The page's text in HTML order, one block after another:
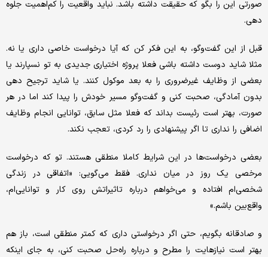
صورتی این را بگو که حقیقت داشته باشد. نباید واقعیت را کم‌‌‌اهمیت جلوه
دهی.
قبل از این گفت‌وگو، به این فکر کن که آیا درخواست خاصی داری یا نه.
مثلا شاید دوست داشته باشی فعلا پروژه اختیاری جدیدی به تو نسپارند یا
بعضی از وظایف غیرضروری را به بعد موکول کنند. یا شاید ترجیح دهی
بدون آمادگی، صحبت کنی و گفت‌وگو مسیر خودش را پیدا کند اما در هر
صورت، بهتر است رئیست بداند که فعلا مثل سابق، توانایی انجام وظایف
اضافی را نداری تا اگر پیشنهادی را رد کردی، تعجب نکند.
بعضی درخواست‌‌‌ها در این شرایط کاملا منطقی هستند. تو که درخواست
مرخصی یک روز در میان نداری. فقط می‌‌‌گویی: «اتفاقی در زندگی
شخصی‌‌‌ام افتاده و می‌‌‌خواهم درباره تاثیراتش روی کار و توانایی‌‌‌ام،
واقع‌‌‌بین باشم.»
و صادقانه بگویم، حتی اگر درخواستی داری که کمتر منطقی است، باز هم
بهتر است نیازهایت را مطرح و درباره راه‌حل صحبت کنی، به جای اینکه